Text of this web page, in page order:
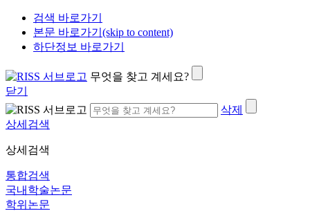
검색 바로가기
본문 바로가기(skip to content)
하단정보 바로가기
무엇을 찾고 계세요?
닫기
삭제
상세검색
상세검색
통합검색
국내학술논문
학위논문